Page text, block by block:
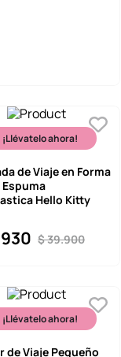
¡Llévatelo ahora!
de Viaje en Forma
Espuma
Hello Kitty
$39.900
930
¡Llévatelo ahora!
de Viaje Pequeño